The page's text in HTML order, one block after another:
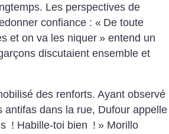
Les perspectives de
confiance : « De toute
et on va les niquer » entend un
discutaient ensemble et
des renforts. Ayant observé
antifas dans la rue, Dufour appelle
! Habille-toi bien ! » Morillo